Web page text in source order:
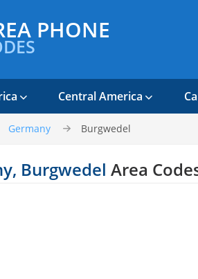
PHONE
Central America
Germany Burgwedel
Burgwedel Area